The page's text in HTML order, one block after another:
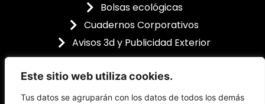
Este sitio web utiliza cookies.
Tus datos se agruparán con los datos de todos los demás
Bolsas ecológicas
Cuadernos Corporativos
Avisos 3d y Publicidad Exterior